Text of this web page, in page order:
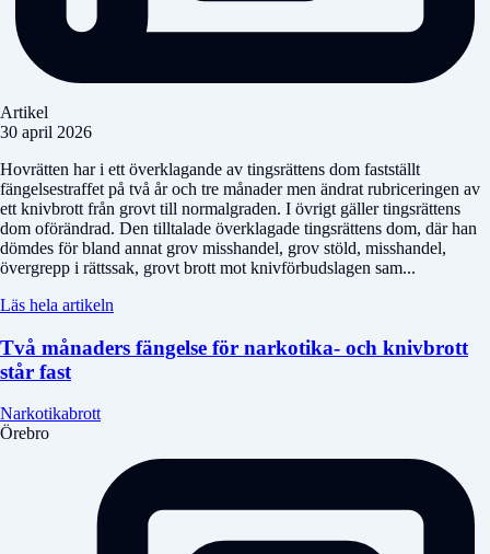
Artikel
30 april 2026
Hovrätten har i ett överklagande av tingsrättens dom fastställt
fängelsestraffet på två år och tre månader men ändrat rubriceringen av
ett knivbrott från grovt till normalgraden. I övrigt gäller tingsrättens
dom oförändrad. Den tilltalade överklagade tingsrättens dom, där han
dömdes för bland annat grov misshandel, grov stöld, misshandel,
övergrepp i rättssak, grovt brott mot knivförbudslagen sam...
Läs hela artikeln
Två månaders fängelse för narkotika- och knivbrott
står fast
Narkotikabrott
Örebro